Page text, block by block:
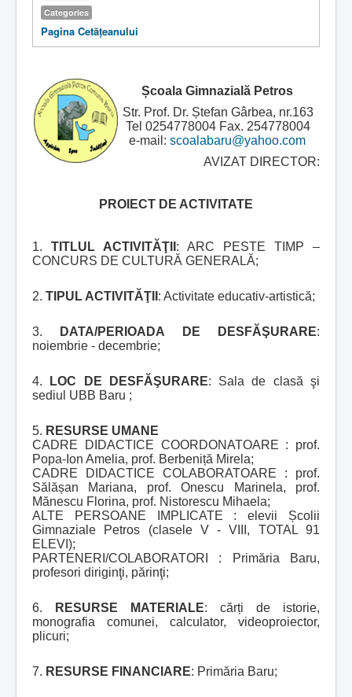
Categories
Pagina Cetăţeanului
Școala Gimnazială Petros
Str. Prof. Dr. Ștefan Gârbea, nr.163
Tel 0254778004 Fax. 254778004
e-mail: scoalabaru@yahoo.com
AVIZAT DIRECTOR:
PROIECT DE ACTIVITATE
1. TITLUL ACTIVITĂŢII : ARC PESTE TIMP –
CONCURS DE CULTURĂ GENERALĂ;
2. TIPUL ACTIVITĂŢII : Activitate educativ-artistică;
3. DATA/PERIOADA DE DESFĂŞURARE:
noiembrie - decembrie;
4. LOC DE DESFĂŞURARE: Sala de clasă şi
sediul UBB Baru ;
5. RESURSE UMANE
CADRE DIDACTICE COORDONATOARE : prof.
Popa-Ion Amelia, prof. Berbeniță Mirela;
CADRE DIDACTICE COLABORATOARE : prof.
Sălășan Mariana, prof. Onescu Marinela, prof.
Mănescu Florina, prof. Nistorescu Mihaela;
ALTE PERSOANE IMPLICATE : elevii Școlii
Gimnaziale Petros (clasele V - VIII, TOTAL 91
ELEVI);
PARTENERI/COLABORATORI : Primăria Baru,
profesori diriginţi, părinţi;
6. RESURSE MATERIALE: cărți de istorie,
monografia comunei, calculator, videoproiector,
plicuri;
7. RESURSE FINANCIARE: Primăria Baru;